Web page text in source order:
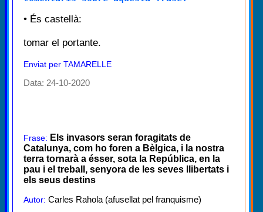
• És castellà:
tomar el portante.
Enviat per TAMARELLE
Data: 24-10-2020
Frase: Els invasors seran foragitats de
Catalunya, com ho foren a Bèlgica, i la nostra
terra tornarà a ésser, sota la República, en la
pau i el treball, senyora de les seves llibertats i
els seus destins
Autor: Carles Rahola (afusellat pel franquisme)